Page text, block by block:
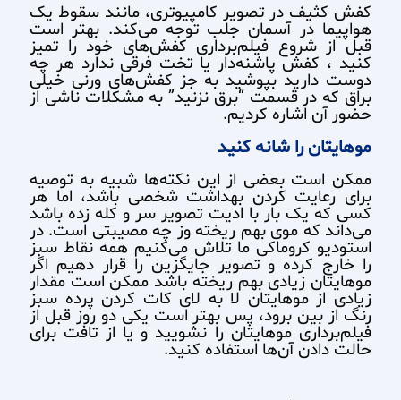
کفش کثیف در تصویر کامپیوتری، مانند سقوط یک
هواپیما در آسمان جلب توجه می‌کند. بهتر است
قبل از شروع فیلم‌برداری کفش‌های خود را تمیز
کنید ، کفش پاشنه‌دار یا تخت فرقی ندارد هر چه
دوست دارید بپوشید به جز کفش‌های ورنی خیلی
براق که در قسمت “برق نزنید” به مشکلات ناشی از
حضور آن اشاره کردیم.
موهایتان را شانه کنید
ممکن است بعضی از این نکته‌ها شبیه به توصیه
برای رعایت کردن بهداشت شخصی باشد، اما هر
کسی که یک بار با ادیت تصویر سر و کله زده باشد
می‌داند که موی بهم ریخته وز چه مصیبتی است. در
استودیو کروماکی ما تلاش می‌کنیم همه نقاط سبز
را خارج کرده و تصویر جایگزین را قرار دهیم اگر
موهایتان زیادی بهم ریخته باشد ممکن است مقدار
زیادی از موهایتان لا به لای کات کردن پرده سبز
رنگ از بین برود، پس بهتر است یکی دو روز قبل از
فیلم‌برداری موهایتان را نشویید و یا از تافت برای
حالت دادن آن‌ها استفاده کنید.